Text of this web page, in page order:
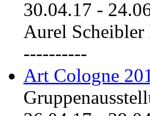
30.04.17 -
Aurel
----------
Art Cologne